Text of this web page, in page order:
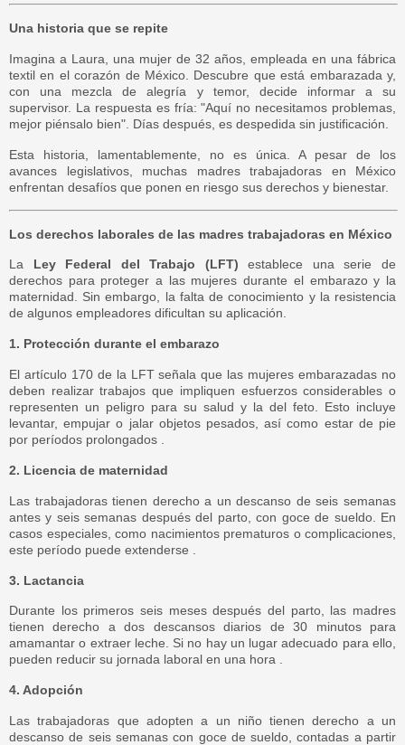
Una historia que se repite
Imagina a Laura, una mujer de 32 años, empleada en una fábrica
textil en el corazón de México. Descubre que está embarazada y,
con una mezcla de alegría y temor, decide informar a su
supervisor. La respuesta es fría: "Aquí no necesitamos problemas,
mejor piénsalo bien". Días después, es despedida sin justificación.
Esta historia, lamentablemente, no es única. A pesar de los
avances legislativos, muchas madres trabajadoras en México
enfrentan desafíos que ponen en riesgo sus derechos y bienestar.
Los derechos laborales de las madres trabajadoras en México
La Ley Federal del Trabajo (LFT) establece una serie de
derechos para proteger a las mujeres durante el embarazo y la
maternidad. Sin embargo, la falta de conocimiento y la resistencia
de algunos empleadores dificultan su aplicación.
1. Protección durante el embarazo
El artículo 170 de la LFT señala que las mujeres embarazadas no
deben realizar trabajos que impliquen esfuerzos considerables o
representen un peligro para su salud y la del feto. Esto incluye
levantar, empujar o jalar objetos pesados, así como estar de pie
por períodos prolongados .
2. Licencia de maternidad
Las trabajadoras tienen derecho a un descanso de seis semanas
antes y seis semanas después del parto, con goce de sueldo. En
casos especiales, como nacimientos prematuros o complicaciones,
este período puede extenderse .
3. Lactancia
Durante los primeros seis meses después del parto, las madres
tienen derecho a dos descansos diarios de 30 minutos para
amamantar o extraer leche. Si no hay un lugar adecuado para ello,
pueden reducir su jornada laboral en una hora .
4. Adopción
Las trabajadoras que adopten a un niño tienen derecho a un
descanso de seis semanas con goce de sueldo, contadas a partir